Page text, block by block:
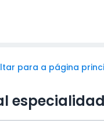
para a página